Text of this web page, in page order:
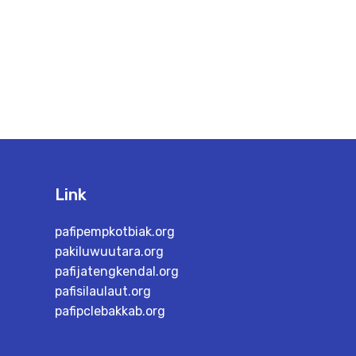
Link
pafipempkotbiak.org
pakiluwuutara.org
pafijatengkendal.org
pafisilaulaut.org
pafipclebakkab.org